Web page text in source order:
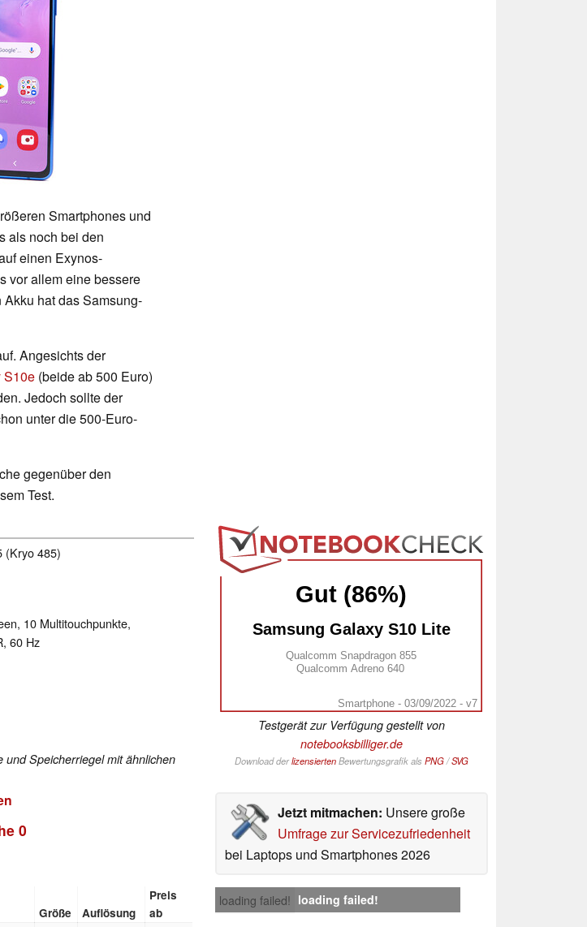
Smartphones und
als noch bei den
einen Exynos-
vor allem eine bessere
hat das Samsung-
Angesichts der
S10e (beide ab 500 Euro)
Jedoch sollte der
unter die 500-Euro-
gegenüber den
Test.
Gut (86%)
Samsung Galaxy S10 Lite
Qualcomm Snapdragon 855
Qualcomm Adreno 640
Smartphone - 03/09/2022 - v7
Testgerät zur Verfügung gestellt von
notebooksbilliger.de
Download derlizensiertenBewertungsgrafik als PNG/SVG
Jetzt mitmachen: Unsere große
Umfrage zur Servicezufriedenheit
bei Laptops und Smartphones 2026
(Kryo 485)
10 Multitouchpunkte,
60 Hz
und Speicherriegel mit ähnlichen
0
loading failed! loading failed!
Größe Auflösung
Preis
ab